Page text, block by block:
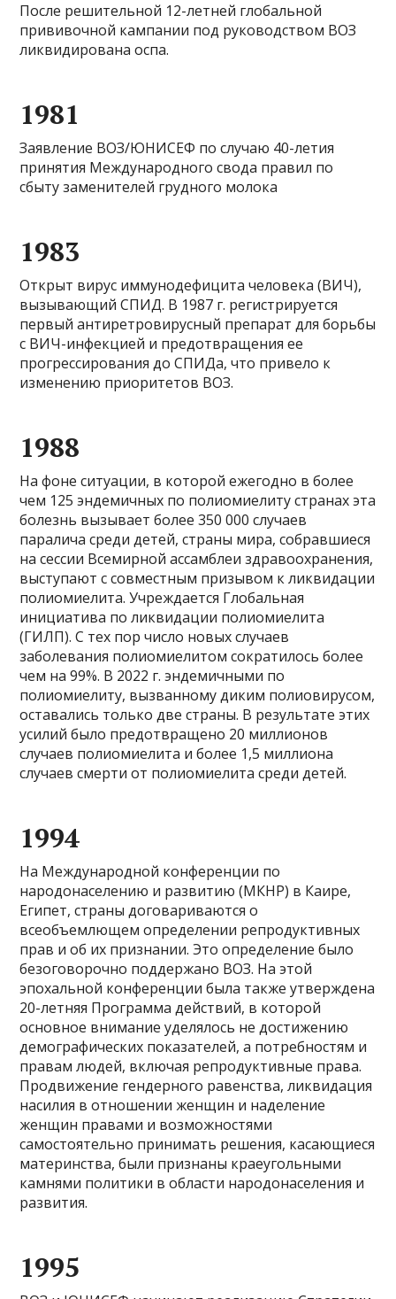
После решительной 12-летней глобальной
прививочной кампании под руководством ВОЗ
ликвидирована оспа.
1981
Заявление ВОЗ/ЮНИСЕФ по случаю 40-летия
принятия Международного свода правил по
сбыту заменителей грудного молока
1983
Открыт вирус иммунодефицита человека (ВИЧ),
вызывающий СПИД. В 1987 г. регистрируется
первый антиретровирусный препарат для борьбы
с ВИЧ-инфекцией и предотвращения ее
прогрессирования до СПИДа, что привело к
изменению приоритетов ВОЗ.
1988
На фоне ситуации, в которой ежегодно в более
чем 125 эндемичных по полиомиелиту странах эта
болезнь вызывает более 350 000 случаев
паралича среди детей, страны мира, собравшиеся
на сессии Всемирной ассамблеи здравоохранения,
выступают с совместным призывом к ликвидации
полиомиелита. Учреждается Глобальная
инициатива по ликвидации полиомиелита
(ГИЛП). С тех пор число новых случаев
заболевания полиомиелитом сократилось более
чем на 99%. В 2022 г. эндемичными по
полиомиелиту, вызванному диким полиовирусом,
оставались только две страны. В результате этих
усилий было предотвращено 20 миллионов
случаев полиомиелита и более 1,5 миллиона
случаев смерти от полиомиелита среди детей.
1994
На Международной конференции по
народонаселению и развитию (МКНР) в Каире,
Египет, страны договариваются о
всеобъемлющем определении репродуктивных
прав и об их признании. Это определение было
безоговорочно поддержано ВОЗ. На этой
эпохальной конференции была также утверждена
20-летняя Программа действий, в которой
основное внимание уделялось не достижению
демографических показателей, а потребностям и
правам людей, включая репродуктивные права.
Продвижение гендерного равенства, ликвидация
насилия в отношении женщин и наделение
женщин правами и возможностями
самостоятельно принимать решения, касающиеся
материнства, были признаны краеугольными
камнями политики в области народонаселения и
развития.
1995